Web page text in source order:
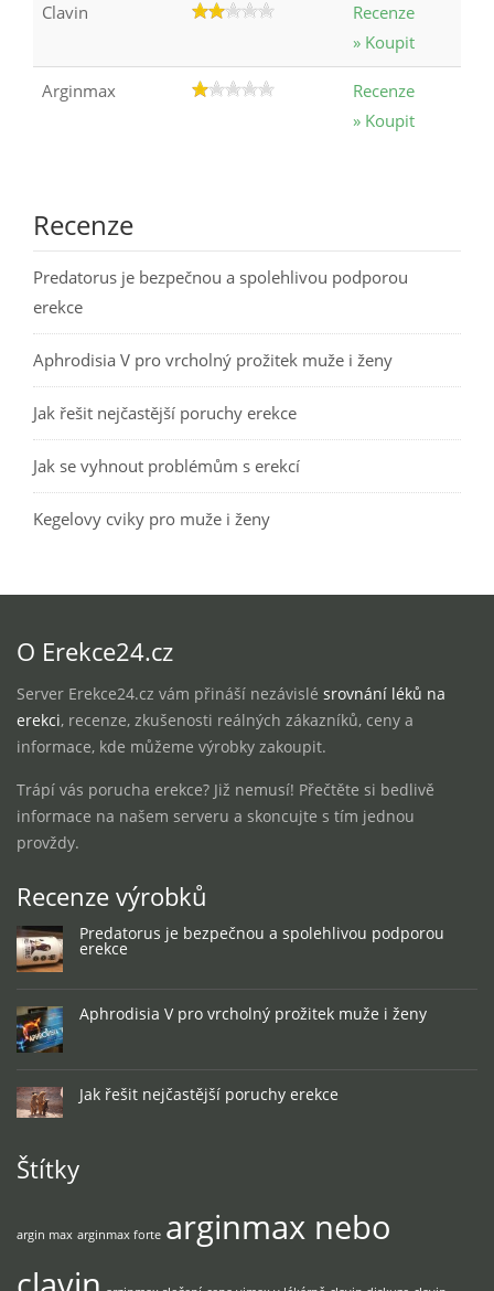
Clavin
Recenze
» Koupit
Arginmax
Recenze
» Koupit
Recenze
Predatorus je bezpečnou a spolehlivou podporou
erekce
Aphrodisia V pro vrcholný prožitek muže i ženy
Jak řešit nejčastější poruchy erekce
Jak se vyhnout problémům s erekcí
Kegelovy cviky pro muže i ženy
O Erekce24.cz
Server Erekce24.cz vám přináší nezávislé srovnání léků na
erekci, recenze, zkušenosti reálných zákazníků, ceny a
informace, kde můžeme výrobky zakoupit.
Trápí vás porucha erekce? Již nemusí! Přečtěte si bedlivě
informace na našem serveru a skoncujte s tím jednou
provždy.
Recenze výrobků
Predatorus je bezpečnou a spolehlivou podporou
erekce
Aphrodisia V pro vrcholný prožitek muže i ženy
Jak řešit nejčastější poruchy erekce
Štítky
argin max arginmax forte arginmax nebo